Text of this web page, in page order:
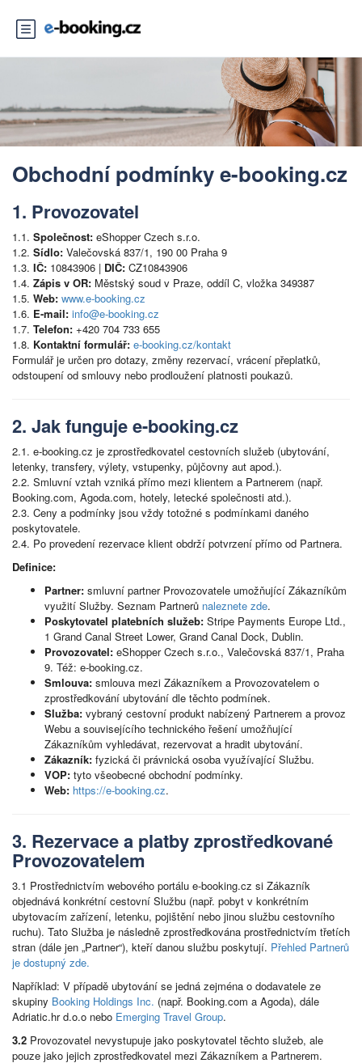
Obchodní podmínky e-booking.cz
1. Provozovatel
1.1. Společnost: eShopper Czech s.r.o.
1.2. Sídlo: Valečovská 837/1, 190 00 Praha 9
1.3. IČ: 10843906 | DIČ: CZ10843906
1.4. Zápis v OR: Městský soud v Praze, oddíl C, vložka 349387
1.5. Web: www.e-booking.cz
1.6. E-mail: info@e-booking.cz
1.7. Telefon: +420 704 733 655
1.8. Kontaktní formulář: e-booking.cz/kontakt
Formulář je určen pro dotazy, změny rezervací, vrácení přeplatků,
odstoupení od smlouvy nebo prodloužení platnosti poukazů.
2. Jak funguje e-booking.cz
2.1. e-booking.cz je zprostředkovatel cestovních služeb (ubytování,
letenky, transfery, výlety, vstupenky, půjčovny aut apod.).
2.2. Smluvní vztah vzniká přímo mezi klientem a Partnerem (např.
Booking.com, Agoda.com, hotely, letecké společnosti atd.).
2.3. Ceny a podmínky jsou vždy totožné s podmínkami daného
poskytovatele.
2.4. Po provedení rezervace klient obdrží potvrzení přímo od Partnera.
Definice:
Partner: smluvní partner Provozovatele umožňující Zákazníkům
využití Služby. Seznam Partnerů naleznete zde.
Poskytovatel platebních služeb: Stripe Payments Europe Ltd.,
1 Grand Canal Street Lower, Grand Canal Dock, Dublin.
Provozovatel: eShopper Czech s.r.o., Valečovská 837/1, Praha
9. Též: e-booking.cz.
Smlouva: smlouva mezi Zákazníkem a Provozovatelem o
zprostředkování ubytování dle těchto podmínek.
Služba: vybraný cestovní produkt nabízený Partnerem a provoz
Webu a souvisejícího technického řešení umožňující
Zákazníkům vyhledávat, rezervovat a hradit ubytování.
Zákazník: fyzická či právnická osoba využívající Službu.
VOP: tyto všeobecné obchodní podmínky.
Web: https://e-booking.cz.
3. Rezervace a platby zprostředkované
Provozovatelem
3.1 Prostřednictvím webového portálu e-booking.cz si Zákazník
objednává konkrétní cestovní Službu (např. pobyt v konkrétním
ubytovacím zařízení, letenku, pojištění nebo jinou službu cestovního
ruchu). Tato Služba je následně zprostředkována prostřednictvím třetích
stran (dále jen „Partner“), kteří danou službu poskytují. Přehled Partnerů
je dostupný zde.
Například: V případě ubytování se jedná zejména o dodavatele ze
skupiny Booking Holdings Inc. (např. Booking.com a Agoda), dále
Adriatic.hr d.o.o nebo Emerging Travel Group.
3.2 Provozovatel nevystupuje jako poskytovatel těchto služeb, ale
pouze jako jejich zprostředkovatel mezi Zákazníkem a Partnerem.